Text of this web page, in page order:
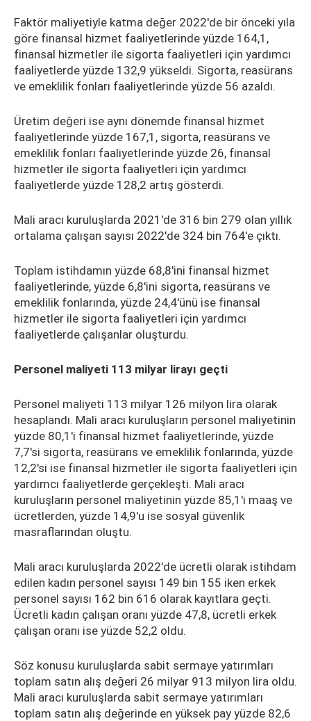
Faktör maliyetiyle katma değer 2022'de bir önceki yıla
göre finansal hizmet faaliyetlerinde yüzde 164,1,
finansal hizmetler ile sigorta faaliyetleri için yardımcı
faaliyetlerde yüzde 132,9 yükseldi. Sigorta, reasürans
ve emeklilik fonları faaliyetlerinde yüzde 56 azaldı.
Üretim değeri ise aynı dönemde finansal hizmet
faaliyetlerinde yüzde 167,1, sigorta, reasürans ve
emeklilik fonları faaliyetlerinde yüzde 26, finansal
hizmetler ile sigorta faaliyetleri için yardımcı
faaliyetlerde yüzde 128,2 artış gösterdi.
Mali aracı kuruluşlarda 2021'de 316 bin 279 olan yıllık
ortalama çalışan sayısı 2022'de 324 bin 764'e çıktı.
Toplam istihdamın yüzde 68,8'ini finansal hizmet
faaliyetlerinde, yüzde 6,8'ini sigorta, reasürans ve
emeklilik fonlarında, yüzde 24,4'ünü ise finansal
hizmetler ile sigorta faaliyetleri için yardımcı
faaliyetlerde çalışanlar oluşturdu.
Personel maliyeti 113 milyar lirayı geçti
Personel maliyeti 113 milyar 126 milyon lira olarak
hesaplandı. Mali aracı kuruluşların personel maliyetinin
yüzde 80,1'i finansal hizmet faaliyetlerinde, yüzde
7,7'si sigorta, reasürans ve emeklilik fonlarında, yüzde
12,2'si ise finansal hizmetler ile sigorta faaliyetleri için
yardımcı faaliyetlerde gerçekleşti. Mali aracı
kuruluşların personel maliyetinin yüzde 85,1'i maaş ve
ücretlerden, yüzde 14,9'u ise sosyal güvenlik
masraflarından oluştu.
Mali aracı kuruluşlarda 2022'de ücretli olarak istihdam
edilen kadın personel sayısı 149 bin 155 iken erkek
personel sayısı 162 bin 616 olarak kayıtlara geçti.
Ücretli kadın çalışan oranı yüzde 47,8, ücretli erkek
çalışan oranı ise yüzde 52,2 oldu.
Söz konusu kuruluşlarda sabit sermaye yatırımları
toplam satın alış değeri 26 milyar 913 milyon lira oldu.
Mali aracı kuruluşlarda sabit sermaye yatırımları
toplam satın alış değerinde en yüksek pay yüzde 82,6